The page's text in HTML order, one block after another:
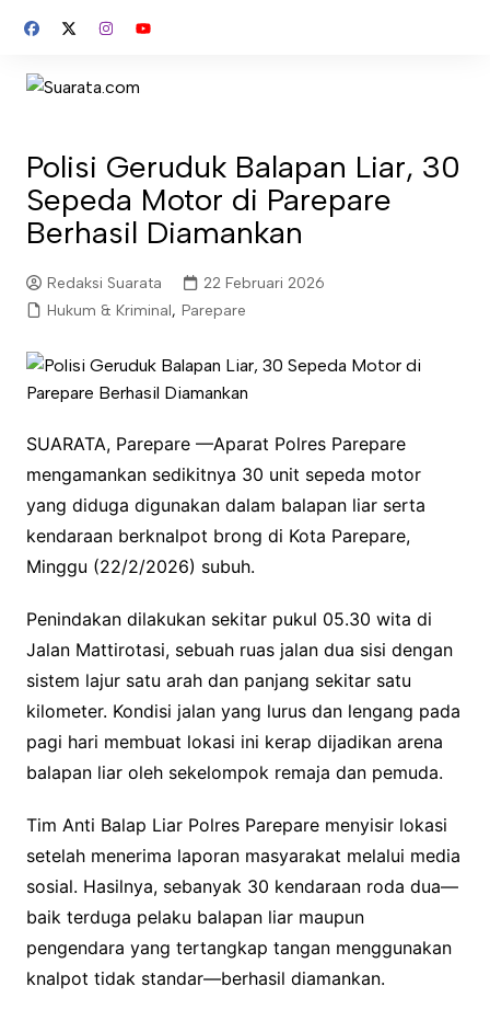
Polisi Geruduk Balapan Liar, 30
Sepeda Motor di Parepare
Berhasil Diamankan
Redaksi Suarata
22 Februari 2026
Hukum & Kriminal, Parepare
SUARATA, Parepare —Aparat Polres Parepare
mengamankan sedikitnya 30 unit sepeda motor
yang diduga digunakan dalam balapan liar serta
kendaraan berknalpot brong di Kota Parepare,
Minggu (22/2/2026) subuh.
Penindakan dilakukan sekitar pukul 05.30 wita di
Jalan Mattirotasi, sebuah ruas jalan dua sisi dengan
sistem lajur satu arah dan panjang sekitar satu
kilometer. Kondisi jalan yang lurus dan lengang pada
pagi hari membuat lokasi ini kerap dijadikan arena
balapan liar oleh sekelompok remaja dan pemuda.
Tim Anti Balap Liar Polres Parepare menyisir lokasi
setelah menerima laporan masyarakat melalui media
sosial. Hasilnya, sebanyak 30 kendaraan roda dua—
baik terduga pelaku balapan liar maupun
pengendara yang tertangkap tangan menggunakan
knalpot tidak standar—berhasil diamankan.